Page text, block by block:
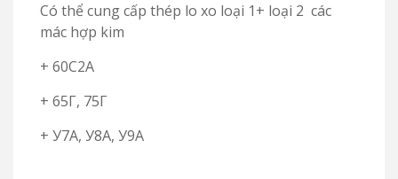
Có thể cung cấp thép lo xo loại 1+ loại 2 các
mác hợp kim
+ 60С2А
+ 65Г, 75Г
+ У7А, У8А, У9А